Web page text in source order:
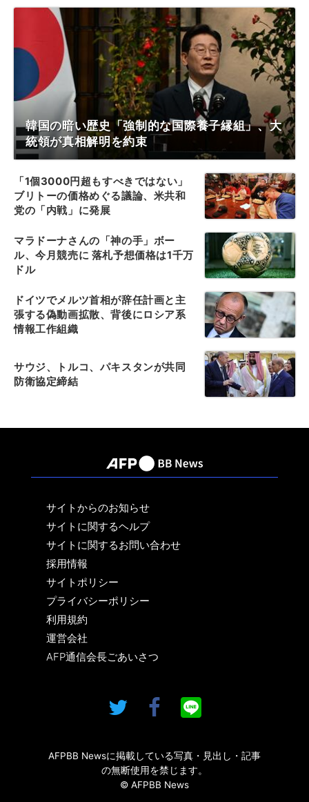
韓国の暗い歴史「強制的な国際養子縁組」、大
統領が真相解明を約束
「1個3000円超もすべきではない」
ブリトーの価格めぐる議論、米共和
党の「内戦」に発展
マラドーナさんの「神の手」ボー
ル、今月競売に 落札予想価格は1千万
ドル
ドイツでメルツ首相が辞任計画と主
張する偽動画拡散、背後にロシア系
情報工作組織
サウジ、トルコ、パキスタンが共同
防衛協定締結
サイトからのお知らせ
サイトに関するヘルプ
サイトに関するお問い合わせ
採用情報
サイトポリシー
プライバシーポリシー
利用規約
運営会社
AFP通信会長ごあいさつ
AFPBB Newsに掲載している写真・見出し・記事
の無断使用を禁じます。
© AFPBB News